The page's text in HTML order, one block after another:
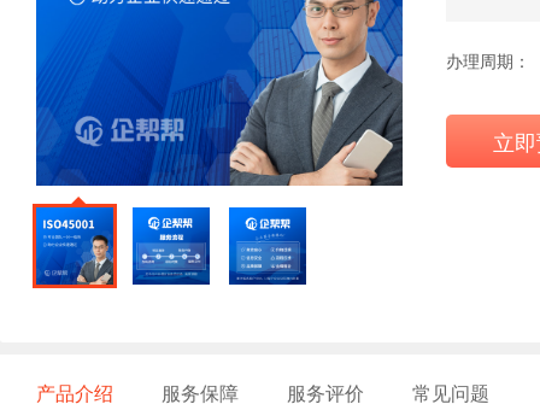
办理周期：
立
产品介绍 服务保障 服务评价 常见问题